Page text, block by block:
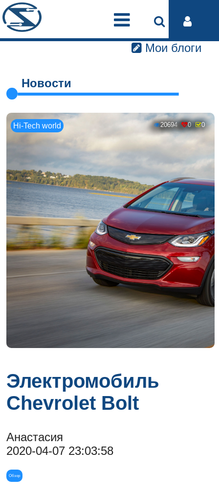
Мои блоги
Новости
Hi-Tech world 20694 0 0
Электромобиль
Chevrolet Bolt
Анастасия
2020-04-07 23:03:58
Обзор